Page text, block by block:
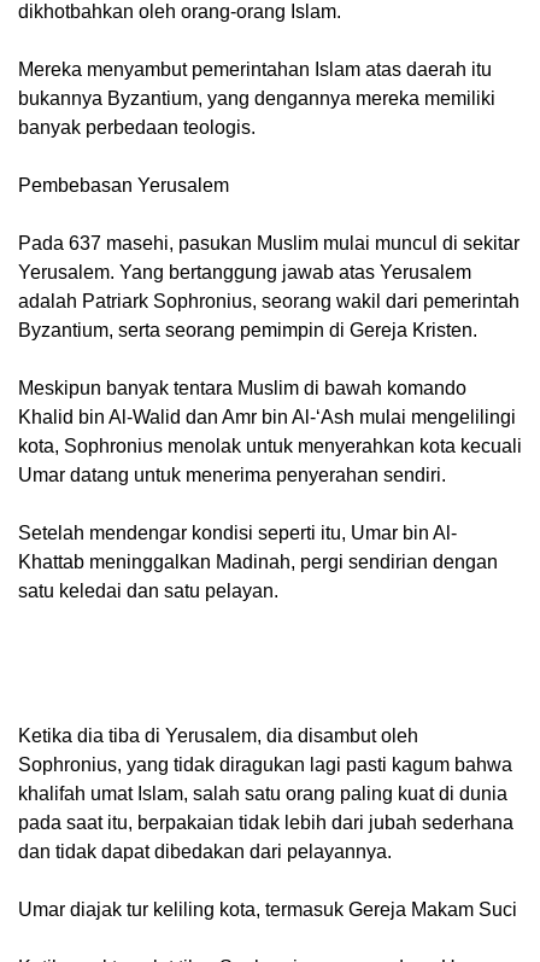
dikhotbahkan oleh orang-orang Islam.
Mereka menyambut pemerintahan Islam atas daerah itu
bukannya Byzantium, yang dengannya mereka memiliki
banyak perbedaan teologis.
Pembebasan Yerusalem
Pada 637 masehi, pasukan Muslim mulai muncul di sekitar
Yerusalem. Yang bertanggung jawab atas Yerusalem
adalah Patriark Sophronius, seorang wakil dari pemerintah
Byzantium, serta seorang pemimpin di Gereja Kristen.
Meskipun banyak tentara Muslim di bawah komando
Khalid bin Al-Walid dan Amr bin Al-‘Ash mulai mengelilingi
kota, Sophronius menolak untuk menyerahkan kota kecuali
Umar datang untuk menerima penyerahan sendiri.
Setelah mendengar kondisi seperti itu, Umar bin Al-
Khattab meninggalkan Madinah, pergi sendirian dengan
satu keledai dan satu pelayan.
Ketika dia tiba di Yerusalem, dia disambut oleh
Sophronius, yang tidak diragukan lagi pasti kagum bahwa
khalifah umat Islam, salah satu orang paling kuat di dunia
pada saat itu, berpakaian tidak lebih dari jubah sederhana
dan tidak dapat dibedakan dari pelayannya.
Umar diajak tur keliling kota, termasuk Gereja Makam Suci